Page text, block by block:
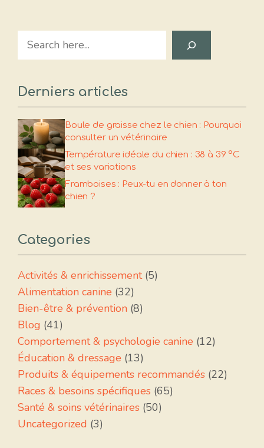
Search
Derniers articles
Boule de graisse chez le chien : Pourquoi
consulter un vétérinaire
Température idéale du chien : 38 à 39 °C
et ses variations
Framboises : Peux-tu en donner à ton
chien ?
Categories
Activités & enrichissement(5)
Alimentation canine (32)
Bien-être & prévention (8)
Blog (41)
Comportement & psychologie canine (12)
Éducation & dressage (13)
Produits & équipements recommandés (22)
Races & besoins spécifiques (65)
Santé & soins vétérinaires (50)
Uncategorized (3)